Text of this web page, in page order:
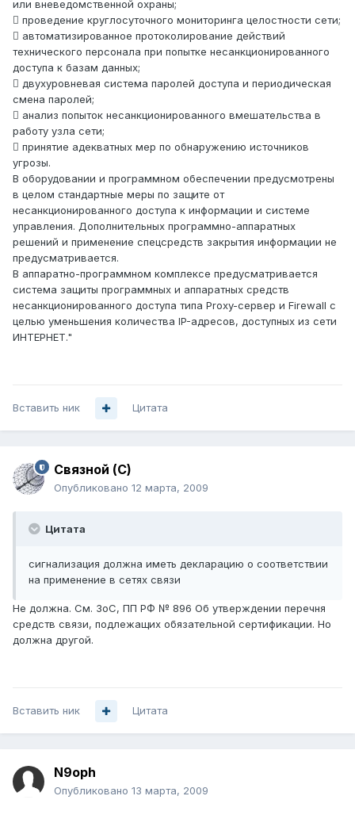
или вневедомственной охраны;
 проведение круглосуточного мониторинга целостности сети;
 автоматизированное протоколирование действий
технического персонала при попытке несанкционированного
доступа к базам данных;
 двухуровневая система паролей доступа и периодическая
смена паролей;
 анализ попыток несанкционированного вмешательства в
работу узла сети;
 принятие адекватных мер по обнаружению источников
угрозы.
В оборудовании и программном обеспечении предусмотрены
в целом стандартные меры по защите от
несанкционированного доступа к информации и системе
управления. Дополнительных программно-аппаратных
решений и применение спецсредств закрытия информации не
предусматривается.
В аппаратно-программном комплексе предусматривается
система защиты программных и аппаратных средств
несанкционированного доступа типа Proxy-сервер и Firewall с
целью уменьшения количества IP-адресов, доступных из сети
ИНТЕРНЕТ."
Вставить ник Цитата
Связной (С)
Опубликовано 12 марта, 2009
Цитата
сигнализация должна иметь декларацию о соответствии
на применение в сетях связи
Не должна. См. ЗоС, ПП РФ № 896 Об утверждении перечня
средств связи, подлежащих обязательной сертификации. Но
должна другой.
Вставить ник Цитата
N9oph
Опубликовано 13 марта, 2009